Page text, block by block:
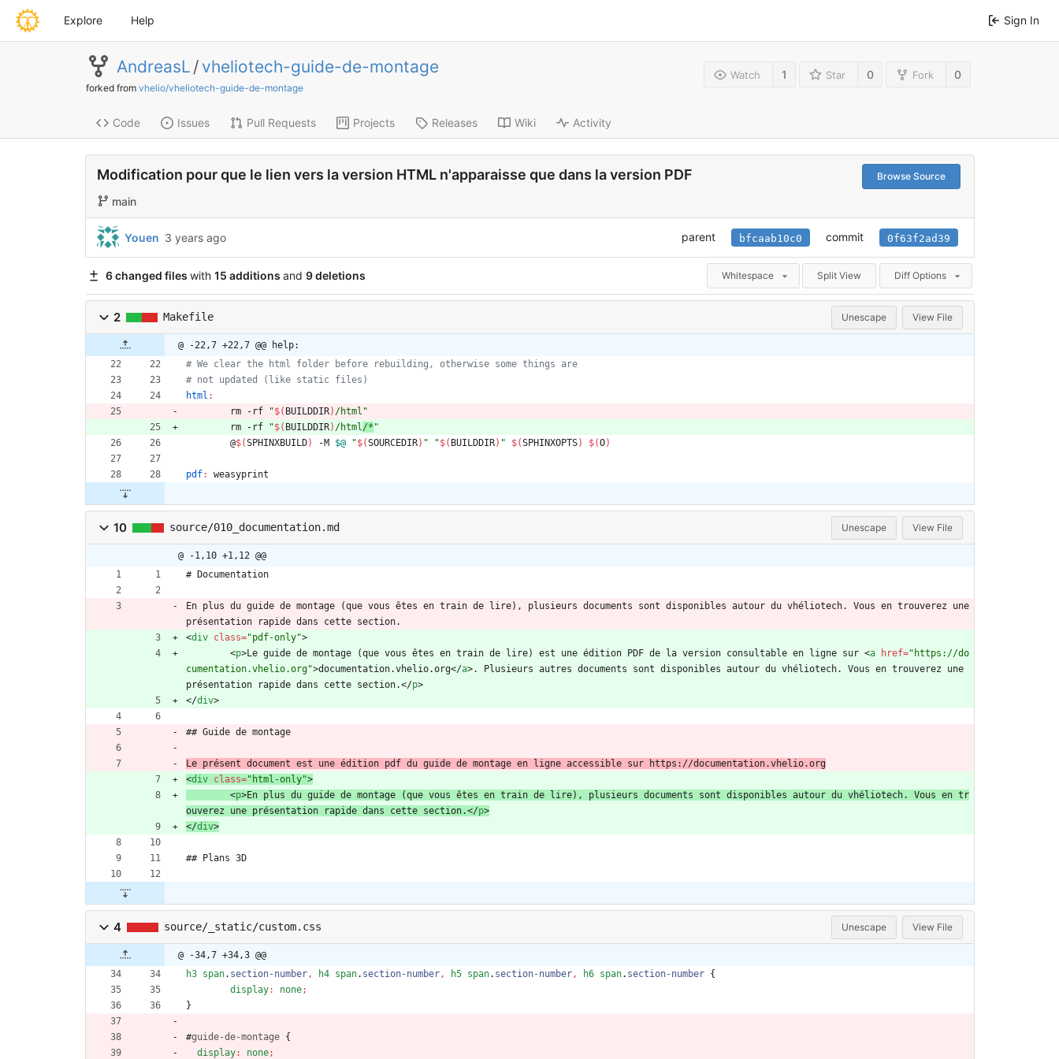
Explore Help Sign In
AndreasL / vheliotech-guide-de-montage
forked from vhelio/vheliotech-guide-de-montage
Watch 1 Star 0 Fork 0
Code Issues Pull Requests Projects Releases Wiki Activity
Browse Source
Modification pour que le lien vers la version HTML n'apparaisse que dans la version PDF
main
Youen 3 years ago parent bfcaab10c0 commit 0f63f2ad39
6 changed files with 15 additions and 9 deletions Whitespace Split View Diff Options
2 Makefile Unescape View File
@ -22,7 +22,7 @@ help:
# We clear the html folder before rebuilding, otherwise some things are
html :
	rm -rf
"$( BUILDDIR) /html "
	rm -rf
"$( BUILDDIR) /html/* "
	@
$(SPHINXBUILD) -M $@ "$(SOURCEDIR) " "$( BUILDDIR) " $(SPHINXOPTS) $(O)
pdf: weasyprint
10 source/010_documentation.md Unescape View File
@ -1,10 +1,12 @@
# Documentation
En plus du guide de montage (que vous êtes en train de lire), plusieurs documents sont disponibles autour du vhéliotech. Vous en trouverez une
présentation rapide dans cette section.
<div class="pdf-only">
<p>Le guide de montage (que vous êtes en train de lire) est une édition PDF de la version consultable en ligne sur <a href="https://do
cumentation.vhelio.org">documentation.vhelio.org</a>. Plusieurs autres documents sont disponibles autour du vhéliotech. Vous en trouverez une
présentation rapide dans cette section.</p>
</div>
## Guide de montage
Le présent document est une édition pdf du guide de montage en ligne accessible sur https://documentation.vhelio.org
<div class="html-only">
<p>En plus du guide de montage (que vous êtes en train de lire), plusieurs documents sont disponibles autour du vhéliotech. Vous en tr
ouverez une présentation rapide dans cette section.</p>
</div>
## Plans 3D
4 source/_static/custom.css Unescape View File
@ -34,7 +34,3 @@
h3
span. section-number, h4 span. section-number, h5 span. section-number, h6 span. section-number
{
display: none;
}
#guide-de-montage
{
display: none;